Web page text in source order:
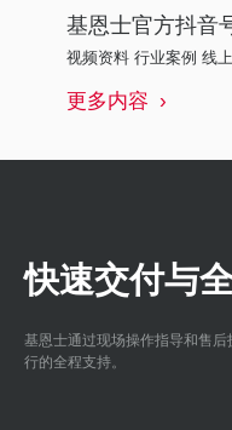
基恩士官方抖音
视频资料 行业案例 线
更多内容
快速交付与
基恩士通过现场操作指导和售
行的全程支持。